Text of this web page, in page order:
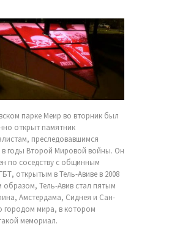
парке Меир во вторник был
открыт памятник
преследовавшимся
в годы Второй Мировой войны. Он
по соседству с общинным
открытым в Тель-Авиве в 2008
образом, Тель-Авив стал пятым
Амстердама, Сиднея и Сан-
городом мира, в котором
мемориал.